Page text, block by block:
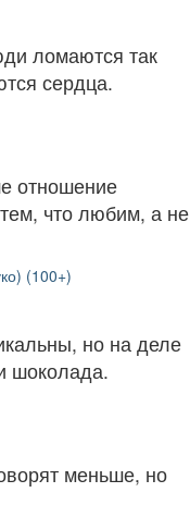
ломаются так
сердца.
отношение
что любим, а не
(100+)
но на деле
шоколада.
меньше, но